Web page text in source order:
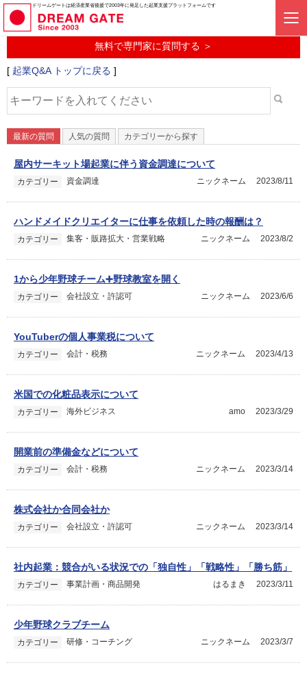
ドリームゲートは経済産業省後援で2003年に発足した起業支援プラットフォームです
起業に関するみんなの質問投稿サービス
起業Q&A
無料で専門家に質問する ＞
[ 起業Q&A トップに戻る ]
最新の質問 人気の質問 カテゴリーから探す
屋内サーキット場起業に伴う資金調達について
カテゴリー 資金調達 2023/8/11
ニックネーム
ハンドメイドクリエイターに仕事を依頼した時の報酬は？
カテゴリー 集客・販路拡大・営業戦略 2023/8/2
ニックネーム
1から少年野球チーム➕野球教室を開く
カテゴリー 会社設立・許認可 2023/6/6
ニックネーム
YouTuberの個人事業税について
カテゴリー 会計・税務 2023/4/13
ニックネーム
米国での化粧品表示について
カテゴリー 海外ビジネス 2023/3/29
amo
開業前の準備金などについて
カテゴリー 会計・税務 2023/3/14
ニックネーム
株式会社か合同会社か
カテゴリー 会社設立・許認可 2023/3/14
ニックネーム
社内起業：競合がいる状況での「独自性」「戦略性」「勝ち筋」
カテゴリー 事業計画・商品開発 2023/3/11
はるまき
少年野球クラブチーム
カテゴリー 研修・コーチング 2023/3/7
ニックネーム